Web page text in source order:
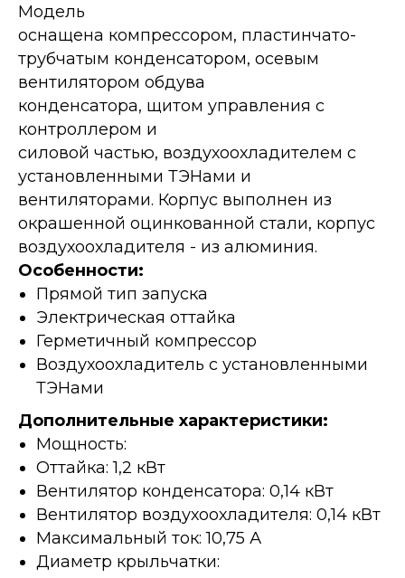
Модель
оснащена компрессором, пластинчато-
трубчатым конденсатором, осевым
вентилятором обдува
конденсатора, щитом управления с
контроллером и
силовой частью, воздухоохладителем с
установленными ТЭНами и
вентиляторами. Корпус выполнен из
окрашенной оцинкованной стали, корпус
воздухоохладителя - из алюминия.
Особенности:
Прямой тип запуска
Электрическая оттайка
Герметичный компрессор
Воздухоохладитель с установленными
ТЭНами
Дополнительные характеристики:
Мощность:
Оттайка: 1,2 кВт
Вентилятор конденсатора: 0,14 кВт
Вентилятор воздухоохладителя: 0,14 кВт
Максимальный ток: 10,75 А
Диаметр крыльчатки: